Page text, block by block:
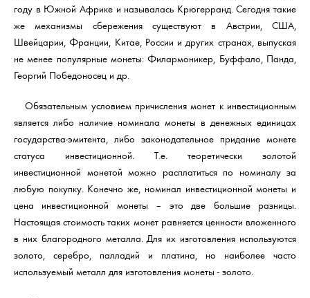
году в Южной Африке и называлась Крюгерранд. Сегодня такие
же механизмы сбережения существуют в Австрии, США,
Швейцарии, Франции, Китае, России и других странах, выпуская
не менее популярные монеты: Филармоникер, Буффало, Панда,
Георгий Победоносец и др.
Обязательным условием причисления монет к инвестиционным
является либо наличие номинала монеты в денежных единицах
государства-эмитента, либо законодательное придание монете
статуса инвестиционной. Т.е. теоретически золотой
инвестиционной монетой можно расплатиться по номиналу за
любую покупку. Конечно же, номинал инвестиционной монеты и
цена инвестиционной монеты – это две большие разницы.
Настоящая стоимость таких монет равняется ценности вложенного
в них благородного металла. Для их изготовления используются
золото, серебро, палладий и платина, но наиболее часто
используемый металл для изготовления монеты - золото.